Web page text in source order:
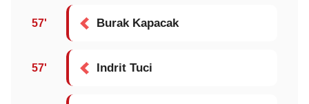
57' Burak Kapacak
57' Indrit Tuci